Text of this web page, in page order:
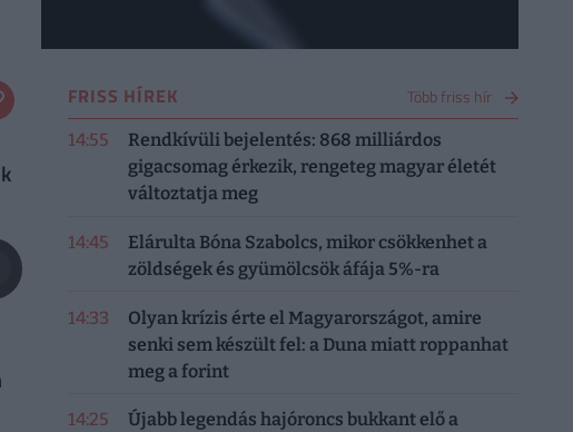
FRISS HÍREK Több friss hír
14:55
Rendkívüli bejelentés: 868 milliárdos
gigacsomag érkezik, rengeteg magyar életét
változtatja meg
14:45
Elárulta Bóna Szabolcs, mikor csökkenhet a
zöldségek és gyümölcsök áfája 5%-ra
14:33
Olyan krízis érte el Magyarországot, amire
senki sem készült fel: a Duna miatt roppanhat
meg a forint
14:25
Újabb legendás hajóroncs bukkant elő a